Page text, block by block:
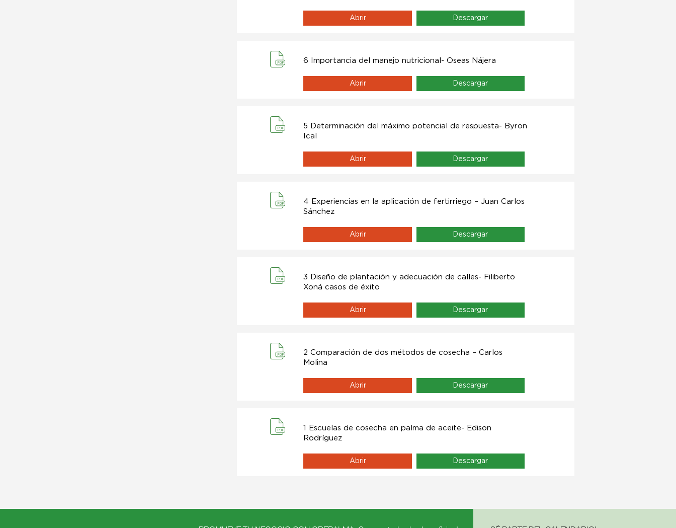
Abrir Descargar
6 Importancia del manejo nutricional- Oseas Nájera
Abrir Descargar
5 Determinación del máximo potencial de respuesta- Byron
Ical
Abrir Descargar
4 Experiencias en la aplicación de fertirriego – Juan Carlos
Sánchez
Abrir Descargar
3 Diseño de plantación y adecuación de calles- Filiberto
Xoná casos de éxito
Abrir Descargar
2 Comparación de dos métodos de cosecha – Carlos
Molina
Abrir Descargar
1 Escuelas de cosecha en palma de aceite- Edison
Rodríguez
Abrir Descargar